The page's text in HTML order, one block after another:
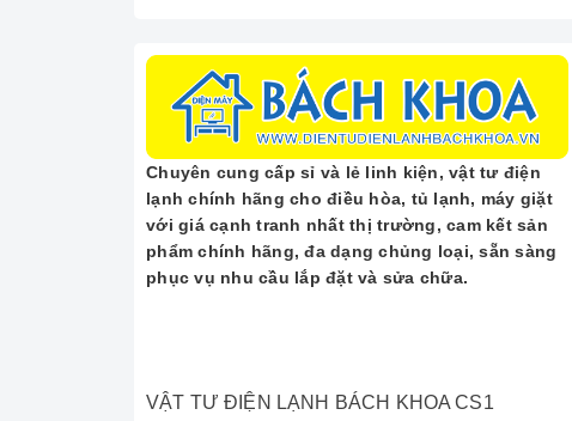
"Máy sấy Hitachi nhà mình là hàng nội địa khá
thuật viên tay nghề rất cứng, sửa xong máy chạy
"Dịch vụ nhanh gọn, gọi cái là 30 phút sau có
4. Thông Tin Liên Hệ Sửa
Chuyên cung cấp sỉ và lẻ linh kiện, vật tư điện
lạnh chính hãng cho điều hòa, tủ lạnh, máy giặt
với giá cạnh tranh nhất thị trường, cam kết sản
phẩm chính hãng, đa dạng chủng loại, sẵn sàng
phục vụ nhu cầu lắp đặt và sửa chữa.
VẬT TƯ ĐIỆN LẠNH BÁCH KHOA CS1